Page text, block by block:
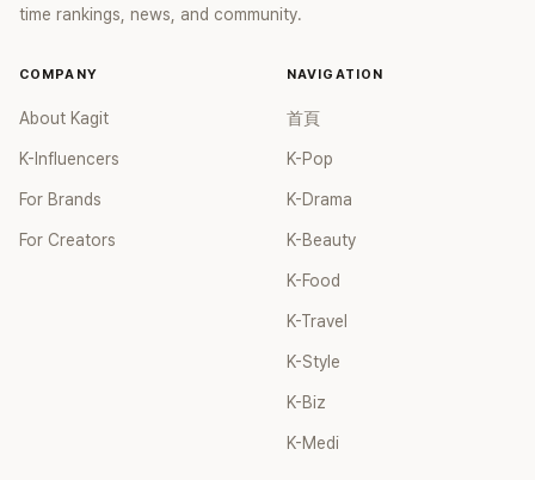
time rankings, news, and community.
COMPANY
About Kagit
K-Influencers
For Brands
For Creators
NAVIGATION
首頁
K-Pop
K-Drama
K-Beauty
K-Food
K-Travel
K-Style
K-Biz
K-Medi